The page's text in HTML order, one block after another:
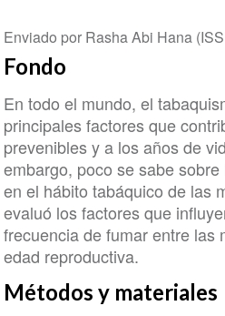
Enviado por Rasha Abi Hana
Fondo
En todo el mundo, el
principales factores que
prevenibles y a los años de
embargo, poco se sabe
en el hábito tabáquico de las
evaluó los factores que
frecuencia de fumar entre las
edad reproductiva.
Métodos y materiales